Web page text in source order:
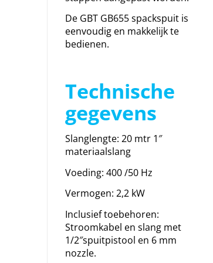
De GBT GB655 spackspuit is
eenvoudig en makkelijk te
bedienen.
Technische
gegevens
Slanglengte: 20 mtr 1″
materiaalslang
Voeding: 400 /50 Hz
Vermogen: 2,2 kW
Inclusief toebehoren:
Stroomkabel en slang met
1/2″spuitpistool en 6 mm
nozzle.